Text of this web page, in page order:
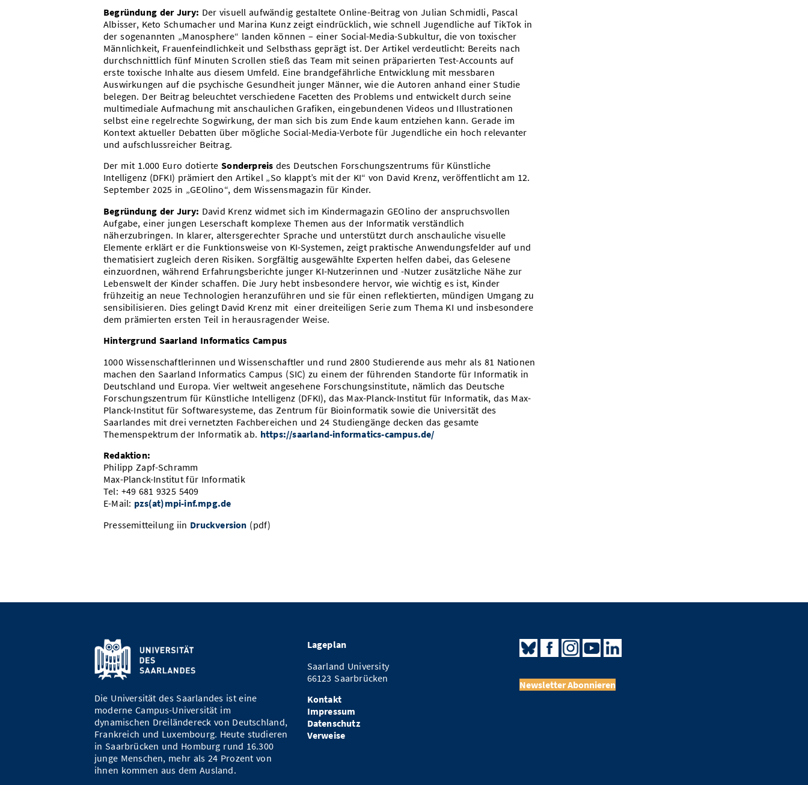
Begründung der Jury: Der visuell aufwändig gestaltete Online-Beitrag von Julian Schmidli, Pascal
Albisser, Keto Schumacher und Marina Kunz zeigt eindrücklich, wie schnell Jugendliche auf TikTok in
der sogenannten „Manosphere“ landen können – einer Social-Media-Subkultur, die von toxischer
Männlichkeit, Frauenfeindlichkeit und Selbsthass geprägt ist. Der Artikel verdeutlicht: Bereits nach
durchschnittlich fünf Minuten Scrollen stieß das Team mit seinen präparierten Test-Accounts auf
erste toxische Inhalte aus diesem Umfeld. Eine brandgefährliche Entwicklung mit messbaren
Auswirkungen auf die psychische Gesundheit junger Männer, wie die Autoren anhand einer Studie
belegen. Der Beitrag beleuchtet verschiedene Facetten des Problems und entwickelt durch seine
multimediale Aufmachung mit anschaulichen Grafiken, eingebundenen Videos und Illustrationen
selbst eine regelrechte Sogwirkung, der man sich bis zum Ende kaum entziehen kann. Gerade im
Kontext aktueller Debatten über mögliche Social-Media-Verbote für Jugendliche ein hoch relevanter
und aufschlussreicher Beitrag.
Der mit 1.000 Euro dotierteSonderpreisdes Deutschen Forschungszentrums für Künstliche
Intelligenz (DFKI) prämiert den Artikel „So klappt’s mit der KI“ von David Krenz, veröffentlicht am 12.
September 2025 in „GEOlino“, dem Wissensmagazin für Kinder.
Begründung der Jury: David Krenz widmet sich im Kindermagazin GEOlino der anspruchsvollen
Aufgabe, einer jungen Leserschaft komplexe Themen aus der Informatik verständlich
näherzubringen. In klarer, altersgerechter Sprache und unterstützt durch anschauliche visuelle
Elemente erklärt er die Funktionsweise von KI-Systemen, zeigt praktische Anwendungsfelder auf und
thematisiert zugleich deren Risiken. Sorgfältig ausgewählte Experten helfen dabei, das Gelesene
einzuordnen, während Erfahrungsberichte junger KI-Nutzerinnen und -Nutzer zusätzliche Nähe zur
Lebenswelt der Kinder schaffen. Die Jury hebt insbesondere hervor, wie wichtig es ist, Kinder
frühzeitig an neue Technologien heranzuführen und sie für einen reflektierten, mündigen Umgang zu
sensibilisieren. Dies gelingt David Krenz mit einer dreiteiligen Serie zum Thema KI und insbesondere
dem prämierten ersten Teil in herausragender Weise.
Hintergrund Saarland Informatics Campus
1000 Wissenschaftlerinnen und Wissenschaftler und rund 2800 Studierende aus mehr als 81 Nationen
machen den Saarland Informatics Campus (SIC) zu einem der führenden Standorte für Informatik in
Deutschland und Europa. Vier weltweit angesehene Forschungsinstitute, nämlich das Deutsche
Forschungszentrum für Künstliche Intelligenz (DFKI), das Max-Planck-Institut für Informatik, das Max-
Planck-Institut für Softwaresysteme, das Zentrum für Bioinformatik sowie die Universität des
Saarlandes mit drei vernetzten Fachbereichen und 24 Studiengänge decken das gesamte
Themenspektrum der Informatik ab. https://saarland-informatics-campus.de/
Redaktion:
Philipp Zapf-Schramm
Max-Planck-Institut für Informatik
Tel: +49 681 9325 5409
E-Mail: pzs(at)mpi-inf.mpg.de
Pressemitteilung iin Druckversion (pdf)
Die Universität des Saarlandes ist eine
moderne Campus-Universität im
dynamischen Dreiländereck von Deutschland,
Frankreich und Luxembourg. Heute studieren
in Saarbrücken und Homburg rund 16.300
junge Menschen, mehr als 24 Prozent von
ihnen kommen aus dem Ausland.
Lageplan
Saarland University
66123 Saarbrücken
Kontakt
Impressum
Datenschutz
Verweise
Newsletter Abonnieren